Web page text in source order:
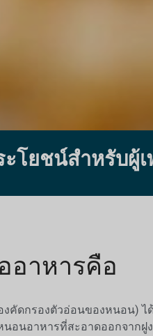
ะโยชน์สำหรับ
อาหารคือ
งคัดกรองตัวอ่อนของหนอน) ไ
อนอาหารที่สะอาดออกจากฝูง